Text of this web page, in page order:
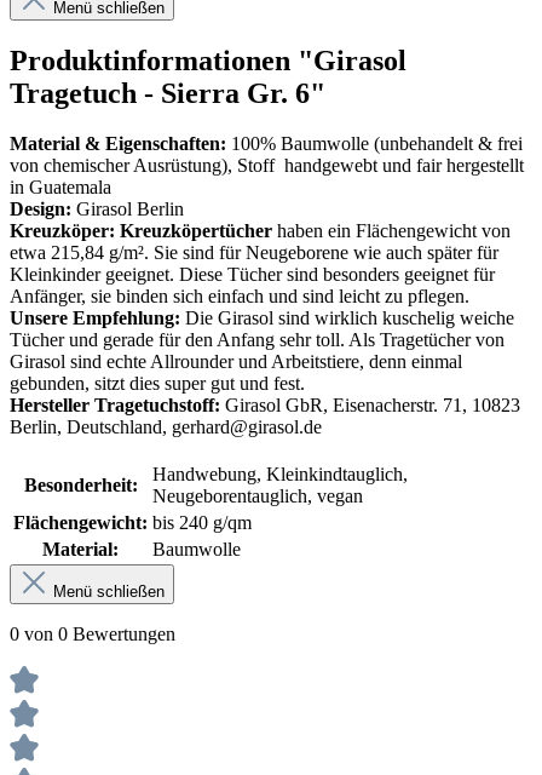
Menü schließen
Produktinformationen "Girasol
Tragetuch - Sierra Gr. 6"
Material & Eigenschaften: 100% Baumwolle (unbehandelt & frei
von chemischer Ausrüstung), Stoff handgewebt und fair hergestellt
in Guatemala
Design: Girasol Berlin
Kreuzköper: Kreuzköpertücher haben ein Flächengewicht von
etwa 215,84 g/m². Sie sind für Neugeborene wie auch später für
Kleinkinder geeignet. Diese Tücher sind besonders geeignet für
Anfänger, sie binden sich einfach und sind leicht zu pflegen.
Unsere Empfehlung: Die Girasol sind wirklich kuschelig weiche
Tücher und gerade für den Anfang sehr toll. Als Tragetücher von
Girasol sind echte Allrounder und Arbeitstiere, denn einmal
gebunden, sitzt dies super gut und fest.
Hersteller Tragetuchstoff: Girasol GbR, Eisenacherstr. 71, 10823
Berlin, Deutschland, gerhard@girasol.de
Besonderheit:
Handwebung, Kleinkindtauglich,
Neugeborentauglich, vegan
Flächengewicht: bis 240 g/qm
Material:
Baumwolle
Menü schließen
0 von 0 Bewertungen